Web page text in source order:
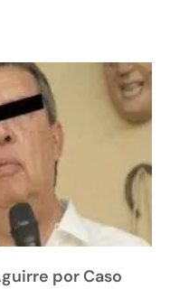
por Caso